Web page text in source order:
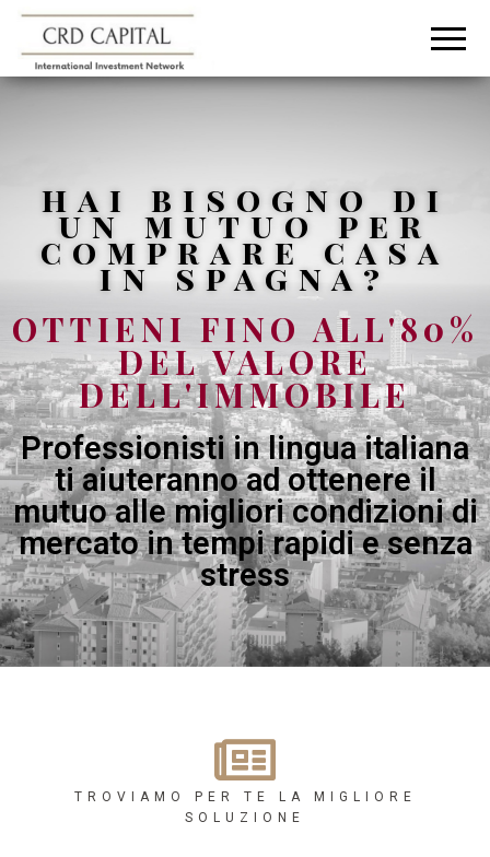
all'estero
hai bisogno di
un mutuo per
comprare casa
in spagna?
OTTIENI FINO ALL'80%
DEL VALORE
DELL'IMMOBILE
Professionisti in lingua italiana
ti aiuteranno ad ottenere il
mutuo alle migliori condizioni di
mercato in tempi rapidi e senza
stress
TROVIAMO PER TE LA MIGLIORE
SOLUZIONE